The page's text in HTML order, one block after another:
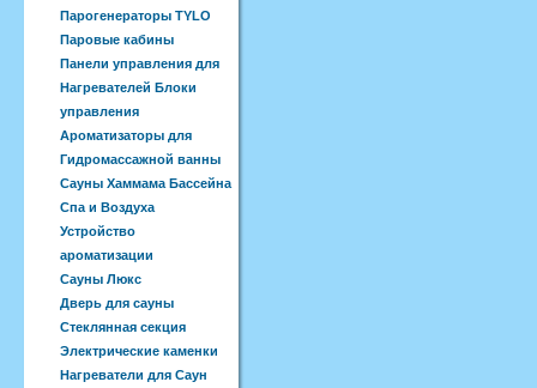
Парогенераторы TYLO
Паровые кабины
Панели управления для
Нагревателей Блоки
управления
Ароматизаторы для
Гидромассажной ванны
Сауны Хаммама Бассейна
Спа и Воздуха
Устройство
ароматизации
Сауны Люкс
Дверь для сауны
Стеклянная секция
Электрические каменки
Нагреватели для Саун